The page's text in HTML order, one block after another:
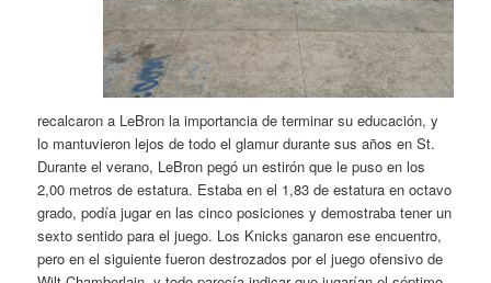
recalcaron a LeBron la importancia de terminar su educación, y
lo mantuvieron lejos de todo el glamur durante sus años en St.
Durante el verano, LeBron pegó un estirón que le puso en los
2,00 metros de estatura. Estaba en el 1,83 de estatura en octavo
grado, podía jugar en las cinco posiciones y demostraba tener un
sexto sentido para el juego. Los Knicks ganaron ese encuentro,
pero en el siguiente fueron destrozados por el juego ofensivo de